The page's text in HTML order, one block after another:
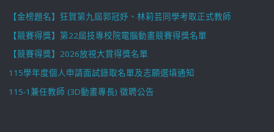
【金榜題名】狂賀第九屆郭冠妤、林莉芸同學考取正式教師
【競賽得獎】第22屆技專校院電腦動畫競賽得獎名單
【競賽得獎】2026放視大賞得獎名單
115學年度個人申請面試錄取名單及志願選填通知
115-1兼任教師 (3D動畫專長) 徵聘公告